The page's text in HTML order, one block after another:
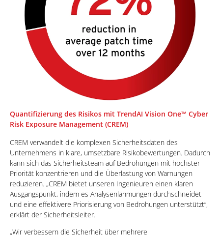
Quantifizierung des Risikos mit TrendAI Vision One™ Cyber
Risk Exposure Management (CREM)
CREM verwandelt die komplexen Sicherheitsdaten des
Unternehmens in klare, umsetzbare Risikobewertungen. Dadurch
kann sich das Sicherheitsteam auf Bedrohungen mit höchster
Priorität konzentrieren und die Überlastung von Warnungen
reduzieren. „CREM bietet unseren Ingenieuren einen klaren
Ausgangspunkt, indem es Analysenlähmungen durchschneidet
und eine effektivere Priorisierung von Bedrohungen unterstützt“,
erklärt der Sicherheitsleiter.
„Wir verbessern die Sicherheit über mehrere